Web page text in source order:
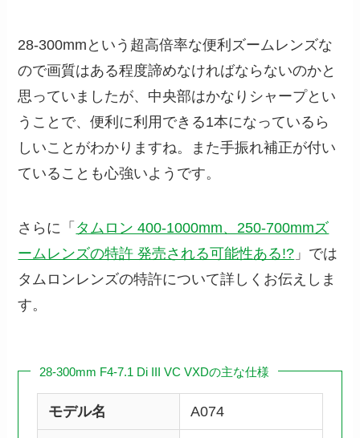
28-300mmという超高倍率な便利ズームレンズな
ので画質はある程度諦めなければならないのかと
思っていましたが、中央部はかなりシャープとい
うことで、便利に利用できる1本になっているら
しいことがわかりますね。また手振れ補正が付い
ていることも心強いようです。
さらに「 タムロン 400-1000mm、250-700mmズ
ームレンズの特許 発売される可能性ある!? 」では
タムロンレンズの特許について詳しくお伝えしま
す。
28-300mm F4-7.1 Di III VC VXDの主な仕様
モデル名 A074